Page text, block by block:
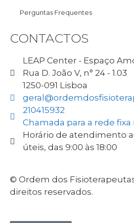
Perguntas Frequentes
CONTACTOS
LEAP Center - Espaço
Rua D. João V, n° 24 - 1.03
1250-091 Lisboa
210415932
Chamada para a rede fixa
Horário de atendimento
úteis, das 9:00 às 18:00
© Ordem dos
direitos reservados.